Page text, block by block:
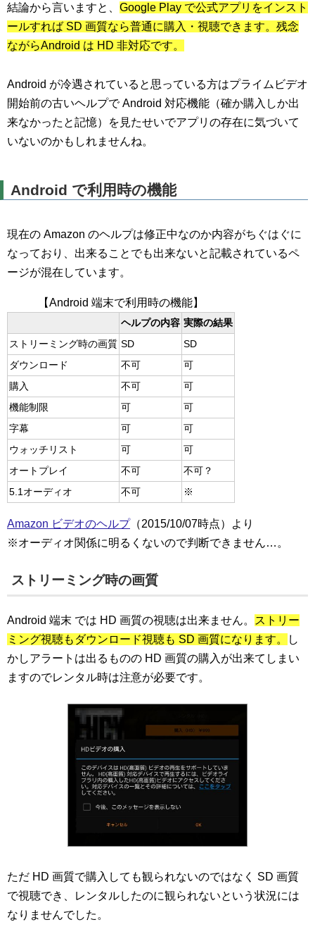
結論から言いますと、 Google Play で公式アプリをインスト
ールすれば SD 画質なら普通に購入・視聴できます。残念
ながらAndroid は HD 非対応です。
Android が冷遇されていると思っている方はプライムビデオ
開始前の古いヘルプで Android 対応機能（確か購入しか出
来なかったと記憶）を見たせいでアプリの存在に気づいて
いないのかもしれませんね。
Android で利用時の機能
現在の Amazon のヘルプは修正中なのか内容がちぐはぐに
なっており、出来ることでも出来ないと記載されているペ
ージが混在しています。
【Android 端末で利用時の機能】
ヘルプの内容 実際の結果
ストリーミング時の画質 SD
SD
ダウンロード
不可
可
購入
不可
可
機能制限
可
可
字幕
可
可
ウォッチリスト
可
可
オートプレイ
不可
不可？
5.1オーディオ
不可 ※
Amazon ビデオのヘルプ（2015/10/07時点）より
※オーディオ関係に明るくないので判断できません…。
ストリーミング時の画質
Android 端末 では HD 画質の視聴は出来ません。
ストリー
ミング視聴もダウンロード視聴も SD 画質になります。
し
かしアラートは出るものの HD 画質の購入が出来てしまい
ますのでレンタル時は注意が必要です。
ただ HD 画質で購入しても観られないのではなく SD 画質
で視聴でき、レンタルしたのに観られないという状況には
なりませんでした。